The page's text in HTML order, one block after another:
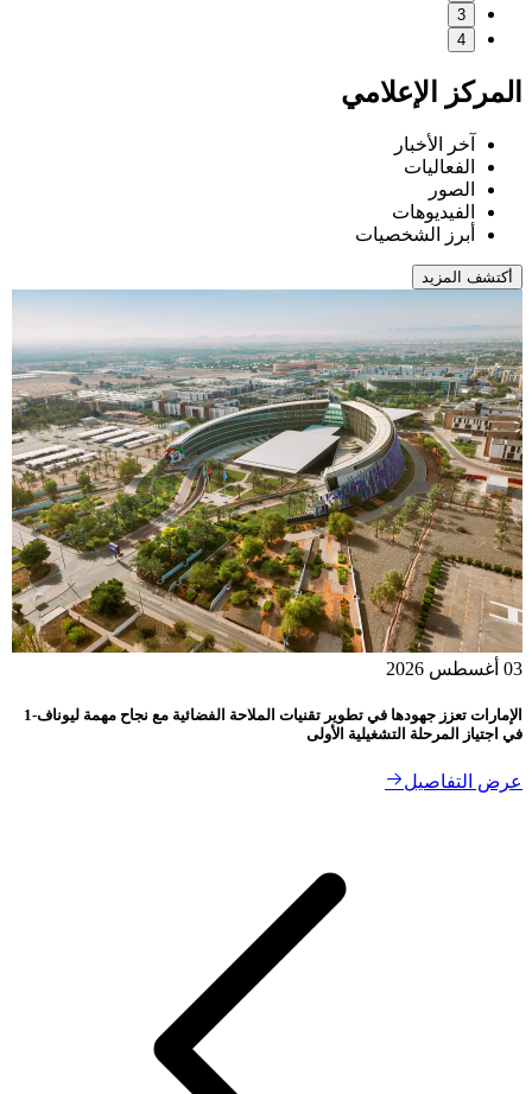
الإمارات تعزز جهودها في تطوير تقنيات الملاحة الفضائية مع نجاح مهمة ليوناف-1
ديستركت 0.4 في
للعقول المبدعة في مجالات
عرض التفاصيل